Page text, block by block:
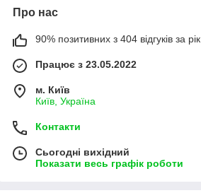
Про нас
90% позитивних з 404 відгуків за рік
Працює з 23.05.2022
м. Київ
Київ, Україна
Контакти
Сьогодні вихідний
Показати весь графік роботи